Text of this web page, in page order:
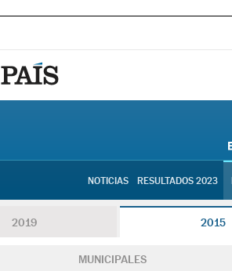
NOTICIAS RESULTADOS 2023
2019 2015
MUNICIPALES